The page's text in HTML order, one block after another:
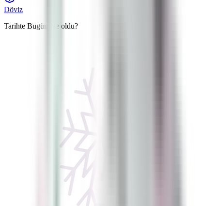
Döviz
Tarihte Bugün
Ne oldu?